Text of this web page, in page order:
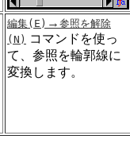
編集( E ) → 参照を解除
(N ) コマンドを使っ
て、参照を輪郭線に
変換します。